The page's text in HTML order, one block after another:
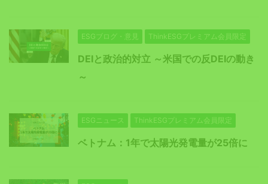
ESGブログ・意見 ThinkESGプレミアム会員限定
DEIと政治的対立 ～米国での反DEIの動き
～
ESGニュース ThinkESGプレミアム会員限定
ベトナム：1年で太陽光発電量が25倍に